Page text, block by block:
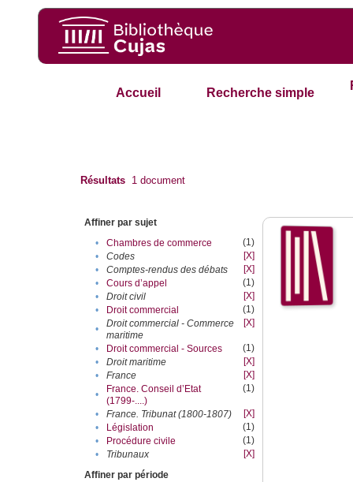
Accueil Recherche simple
Résultats 1 document
Affiner par sujet
•
Chambres de commerce
(1)
•
Codes
[X]
•
Comptes-rendus des débats
[X]
•
Cours d’appel
(1)
•
Droit civil
[X]
•
Droit commercial
(1)
•
Droit commercial - Commerce
maritime
[X]
• Droit commercial - Sources
(1)
•
Droit maritime
[X]
•
France
[X]
•
France. Conseil d’Etat
(1799-....)
(1)
• France. Tribunat (1800-1807)
[X]
•
Législation
(1)
•
Procédure civile
(1)
•
Tribunaux
[X]
Affiner par période